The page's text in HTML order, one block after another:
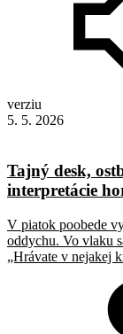
verziu
5. 5. 2026
Tajný desk,
interpretácie
V piatok poobede
oddychu. Vo vlaku
„Hrávate v nejakej